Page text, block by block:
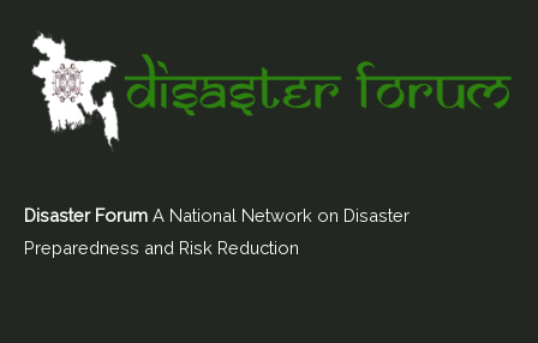
Disaster Forum A National Network on Disaster
Preparedness and Risk Reduction